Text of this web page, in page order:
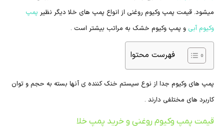
میشود. قیمت پمپ وکیوم روغنی از انواع پمپ های خلا دیگر نظیر پمپ
وکیوم آبی و پمپ وکیوم خشک به مراتب بیشتر است .
فهرست محتوا
پمپ های وکیوم جدا از نوع سیستم خنک کننده ی آنها بسته به حجم و توان
کاربرد های مختلفی دارند .
قیمت پمپ وکیوم روغنی و خرید پمپ خلا